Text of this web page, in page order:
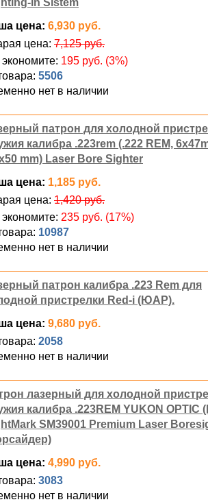
in Sistem
цена: 6,930 руб.
цена: 7,125 руб.
195 руб. (3%)
5506
нет в наличии
патрон для холодной
калибра .223rem (.222 REM,
mm) Laser Bore Sighter
цена: 1,185 руб.
цена: 1,420 руб.
235 руб. (17%)
10987
нет в наличии
патрон калибра .223 Rem для
пристрелки Red-i (ЮАР).
цена: 9,680 руб.
2058
нет в наличии
лазерный для холодной
калибра .223REM YUKON OPTIC
SM39001 Premium Laser
цена: 4,990 руб.
3083
нет в наличии